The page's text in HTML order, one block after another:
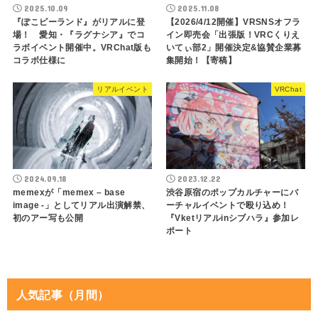
2025.10.09
『ぽこピーランド』がリアルに登
場！ 愛知・『ラグナシア』でコ
ラボイベント開催中。VRChat版も
コラボ仕様に
2025.11.08
【2026/4/12開催】VRSNSオフラ
イン即売会「出張版！VRCくりえ
いてぃ部2」開催決定&協賛企業募
集開始！【寄稿】
リアルイベント
2024.09.18
memexが「memex – base
image -」としてリアル出演解禁、
初のアー写も公開
VRChat
2023.12.22
渋谷原宿のポップカルチャーにバ
ーチャルイベントで殴り込め！
『Vketリアルinシブハラ』参加レ
ポート
人気記事（月間）